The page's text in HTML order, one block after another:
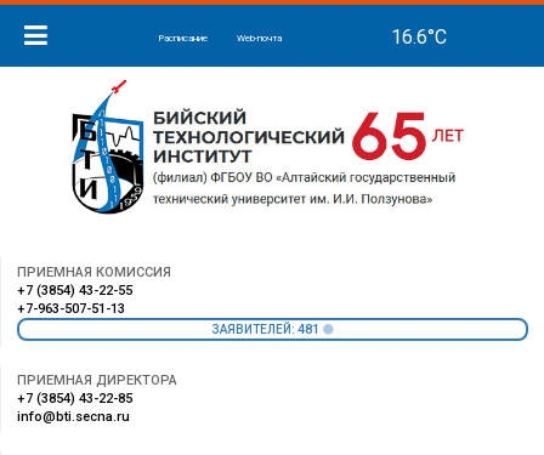
Расписание Web-почта
ПРИЕМНАЯ КОМИССИЯ
+7 (3854) 43-22-55
+7-963-507-51-13
ЗАЯВИТЕЛЕЙ: 481
ПРИЕМНАЯ ДИРЕКТОРА
+7 (3854) 43-22-85
info@bti.secna.ru